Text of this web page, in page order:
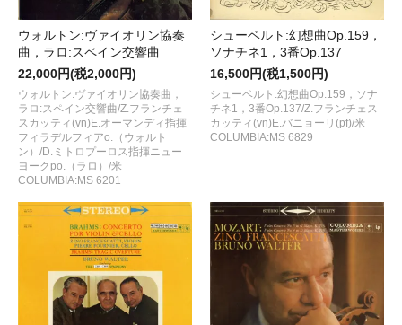
ウォルトン:ヴァイオリン協奏
曲，ラロ:スペイン交響曲
22,000円(税2,000円)
ウォルトン:ヴァイオリン協奏曲，
ラロ:スペイン交響曲/Z.フランチェ
スカッティ(vn)E.オーマンディ指揮
フィラデルフィアo.（ウォルト
ン）/D.ミトロプーロス指揮ニュー
ヨークpo.（ラロ）/米
COLUMBIA:MS 6201
シューベルト:幻想曲Op.159，
ソナチネ1，3番Op.137
16,500円(税1,500円)
シューベルト:幻想曲Op.159，ソナ
チネ1，3番Op.137/Z.フランチェス
カッティ(vn)E.バニョーリ(pf)/米
COLUMBIA:MS 6829